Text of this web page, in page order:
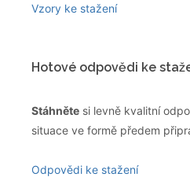
Vzory ke stažení
Hotové odpovědi ke
Stáhněte si levně kvalitní
situace ve formě předem
Odpovědi ke stažení